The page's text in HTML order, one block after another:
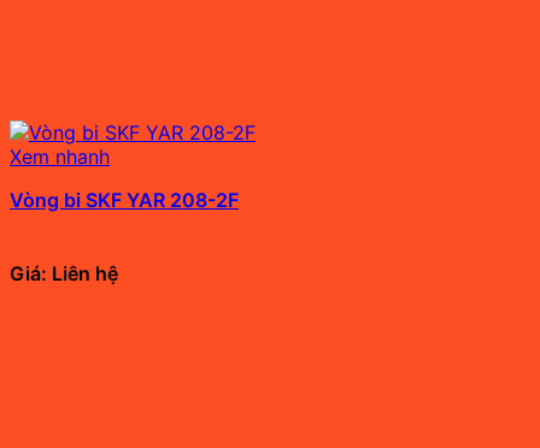
Xem nhanh
Vòng bi SKF YAR 208-2F
Giá: Liên hệ